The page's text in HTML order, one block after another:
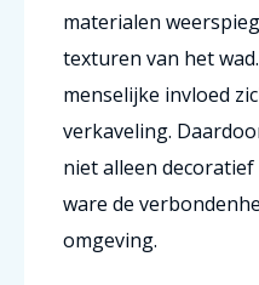
materialen
texturen van het
menselijke invloed
verkaveling.
niet alleen
ware de
omgeving.